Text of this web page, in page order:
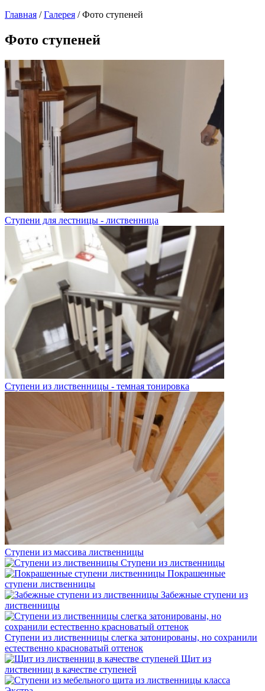
Главная /Галерея /Фото ступеней
Фото ступеней
Ступени для лестницы - лиственница
Ступени из лиственницы - темная тонировка
Ступени из массива лиственницы
Ступени из лиственницы
Покрашенные
ступени лиственницы
Забежные ступени из
лиственницы
Ступени из лиственницы слегка затонированы, но сохранили
естественно красноватый оттенок
Щит из
лиственниц в качестве ступеней